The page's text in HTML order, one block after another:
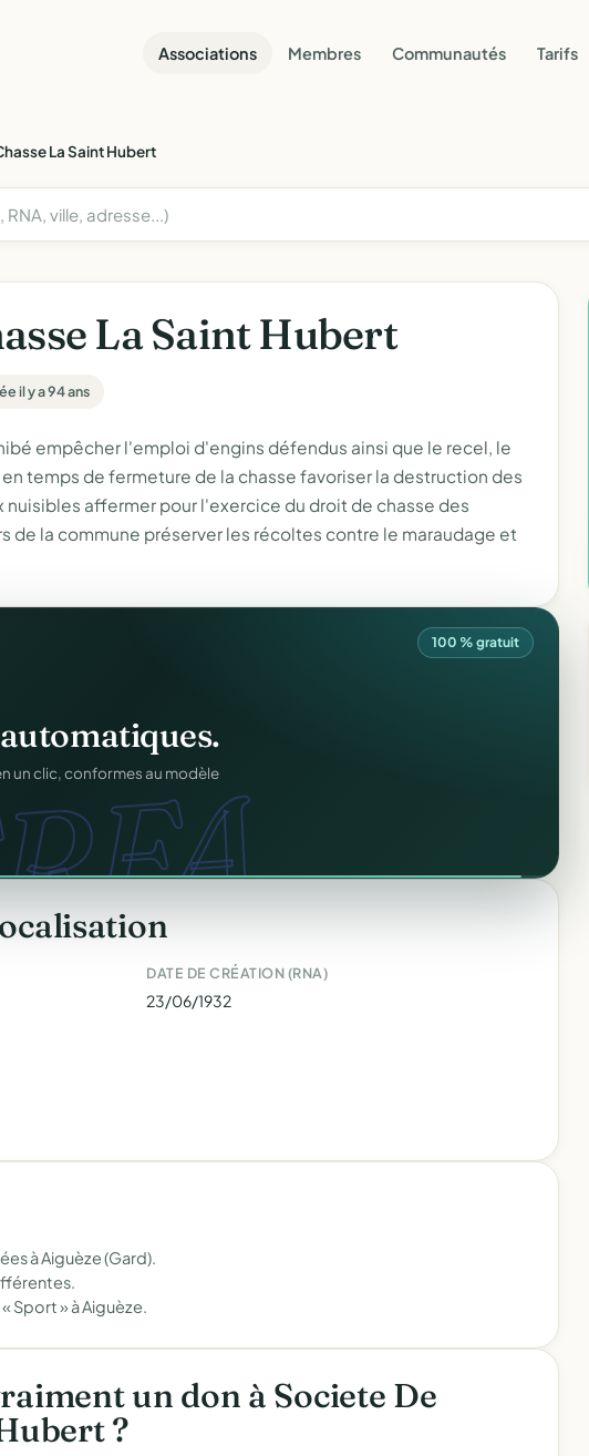
Associations Membres Communautés Tarifs
La Saint Hubert
La Saint Hubert
il y a 94 ans
empêcher l'emploi d'engins défendus ainsi que le recel, le
temps de fermeture de la chasse favoriser la destruction des
nuisibles affermer pour l'exercice du droit de chasse des
de la commune préserver les récoltes contre le maraudage et
100 % gratuit
vos membres.
relances, adhésions — fini les
DATE DE CRÉATION (RNA)
23/06/1932
à Aiguèze (Gard).
Sport » à Aiguèze.
un don à Societe De
?